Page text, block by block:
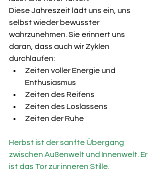
Diese Jahreszeit lädt uns ein, uns
selbst wieder bewusster
wahrzunehmen. Sie erinnert uns
daran, dass auch wir Zyklen
durchlaufen:
Zeiten voller Energie und
Enthusiasmus
Zeiten des Reifens
Zeiten des Loslassens
Zeiten der Ruhe
Herbst ist der sanfte Übergang
zwischen Außenwelt und Innenwelt. Er
ist das Tor zur inneren Stille.